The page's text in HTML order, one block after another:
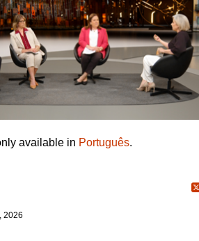
available in Português.
2026